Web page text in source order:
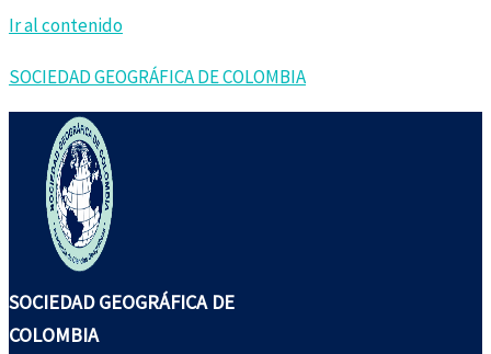
Ir al contenido
SOCIEDAD GEOGRÁFICA DE COLOMBIA
SOCIEDAD GEOGRÁFICA DE
COLOMBIA